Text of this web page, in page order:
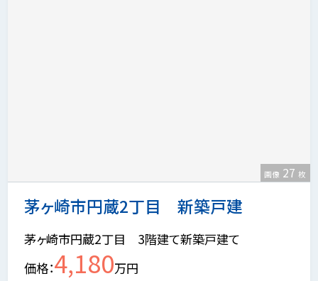
茅ヶ崎市円蔵2丁目 新築戸建
画像 27 枚
茅ヶ崎市円蔵2丁目 3階建て新築戸建て
価格 4,180万円